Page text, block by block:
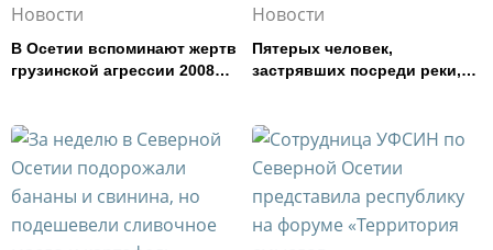
Новости
В Осетии вспоминают жертв
грузинской агрессии 2008
Новости
Пятерых человек,
застрявших посреди реки,